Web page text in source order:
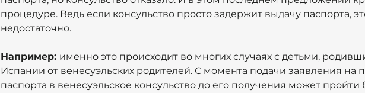
процедуре. Ведь если консульство просто задержит выдачу паспорта,
недостаточно.
Например: именно это происходит во многих случаях с детьми,
Испании от венесуэльских родителей. С момента подачи заявления на
паспорта в венесуэльское консульство до его получения может пройти